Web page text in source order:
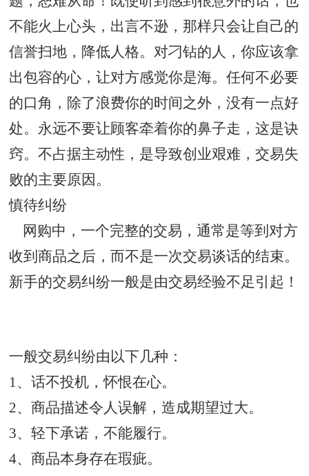
不能火上心头，出言不逊，那样只会让自己的
信誉扫地，降低人格。对刁钻的人，你应该拿
出包容的心，让对方感觉你是海。任何不必要
的口角，除了浪费你的时间之外，没有一点好
处。永远不要让顾客牵着你的鼻子走，这是诀
窍。不占据主动性，是导致创业艰难，交易失
败的主要原因。
慎待纠纷
网购中，一个完整的交易，通常是等到对方
收到商品之后，而不是一次交易谈话的结束。
新手的交易纠纷一般是由交易经验不足引起！
一般交易纠纷由以下几种：
1、话不投机，怀恨在心。
2、商品描述令人误解，造成期望过大。
3、轻下承诺，不能履行。
4、商品本身存在瑕疵。